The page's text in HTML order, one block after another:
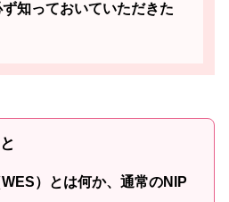
知っておいていただきた
）とは何か、通常のNIP